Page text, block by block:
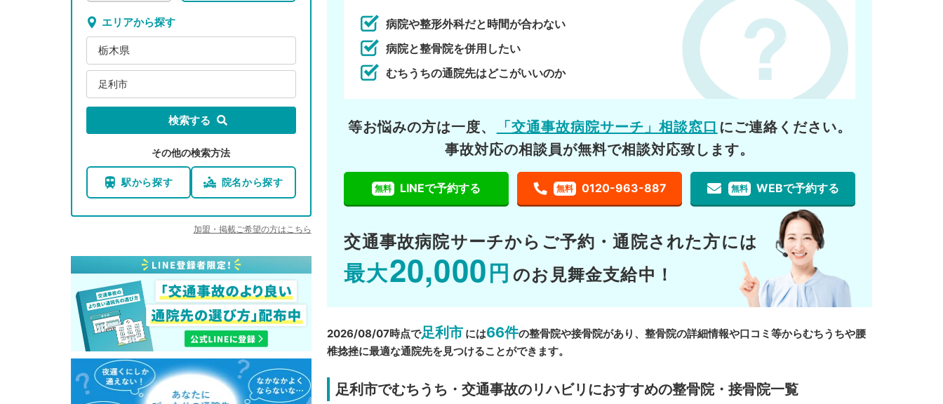
エリアから探す
栃木県
足利市
検索する
その他の検索方法
駅から探す 院名から探す
加盟・掲載ご希望の方はこちら
病院や整形外科だと時間が合わない
病院と整骨院を併用したい
むちうちの通院先はどこがいいのか
等お悩みの方は一度、 「交通事故病院サーチ」相談窓口 にご連絡ください。
事故対応の相談員が無料で相談対応致します。
無料 LINEで予約する 無料 0120-963-887 無料 WEBで予約する
交通事故病院サーチから ご予約・通院された方には
最大20,000 円 のお見舞金支給中！
2026/08/07時点で足利市 には66件の整骨院や接骨院があり、整骨院の詳細情報や口コミ等からむちうちや腰
椎捻挫に最適な通院先を見つけることができます。
足利市でむちうち・交通事故のリハビリにおすすめの整骨院・接骨院一覧